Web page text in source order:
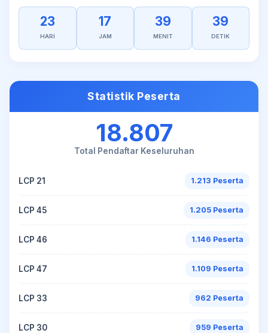
23
HARI
17
JAM
39
MENIT
39
DETIK
Statistik Peserta
18.807
Total Pendaftar Keseluruhan
LCP 21 1.213 Peserta
LCP 45 1.205 Peserta
LCP 46 1.146 Peserta
LCP 47 1.109 Peserta
LCP 33 962 Peserta
LCP 30 959 Peserta